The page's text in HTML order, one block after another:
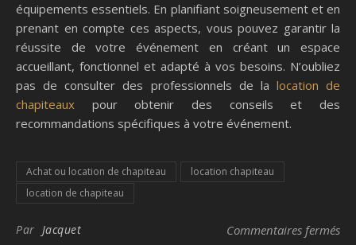
équipements essentiels. En planifiant soigneusement et en
prenant en compte ces aspects, vous pouvez garantir la
réussite de votre événement en créant un espace
accueillant, fonctionnel et adapté à vos besoins. N’oubliez
pas de consulter des professionnels de la location de
chapiteaux pour obtenir des conseils et des
recommandations spécifiques à votre événement.
Achat ou location de chapiteau
location chapiteau
location de chapiteau
Par Jacquet Commentaires fermés